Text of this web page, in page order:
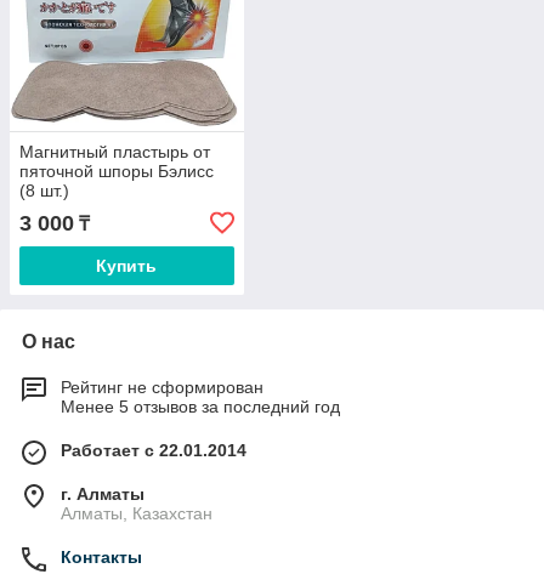
Магнитный пластырь от
пяточной шпоры Бэлисс
(8 шт.)
3 000 ₸
Купить
О нас
Рейтинг не сформирован
Менее 5 отзывов за последний год
Работает с 22.01.2014
г. Алматы
Алматы, Казахстан
Контакты